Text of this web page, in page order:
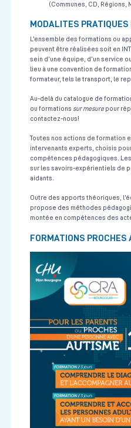
Urgences Vitales
Centre de Simulation en santé
Voir la fiche
Formation
Urgences Vitales
3 journées soit 21h
Voir la fiche
CESU 21 3 journées soit 21h
Evaluation diagnostique d'un
recommandations, les
différentiel
Trouble du Spectre de
2 jours non
17/11/2026 au 24/11/2026
Voir la fiche
Troubles du Spectre de
connaissances
Trouble du Spectre de
CRA Bourgogne 1 jour
(Communes, CD, Régions,
MODALITES PRATIQUES
L’ensemble des formations ou
peuvent être réalisées soit en
sein d’une équipe, d’un service
lieu à une convention de
formateur, tels le transport, le
Au-delà du catalogue de
ou formations sur mesurepour
contactez-nous!
Toutes nos actions de formation
intervenants experts, choisis
compétences pédagogiques.
sur les savoirs-expérientiels de
aidants.
Outre des apports théoriques,
propose des méthodes
montée en compétences des
FORMATIONS PROCHES